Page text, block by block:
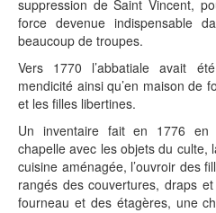
suppression de Saint Vincent,
force devenue indispensable
beaucoup de troupes.
Vers 1770 l’abbatiale avait
mendicité ainsi qu’en maison de
et les filles libertines.
Un inventaire fait en 1776 en
chapelle avec les objets du culte,
cuisine aménagée, l’ouvroir des
rangés des couvertures, draps
fourneau et des étagères, une